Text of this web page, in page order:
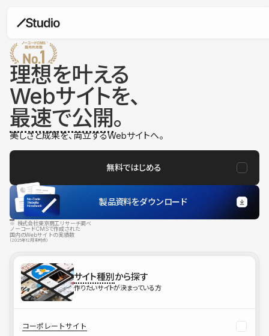
理想を叶える
Webサイトを、
最速で公開。
美しさと成果を、両立するWebサイトへ。
無料ではじめる
製品資料をダウンロード
※ 株式会社東京商工リサーチ調べ
ノーコードCMSで作成された
国内のWebサイトの実績数
（2025年12月末時点）
サイト種別から探す
作りたいサイトが決まっている方
コーポレートサイト